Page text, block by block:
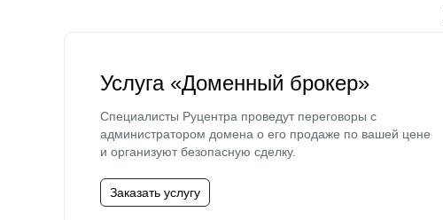
Услуга «Доменный брокер»
Специалисты Руцентра проведут переговоры с
администратором домена о его продаже по вашей цене
и организуют безопасную сделку.
Заказать услугу